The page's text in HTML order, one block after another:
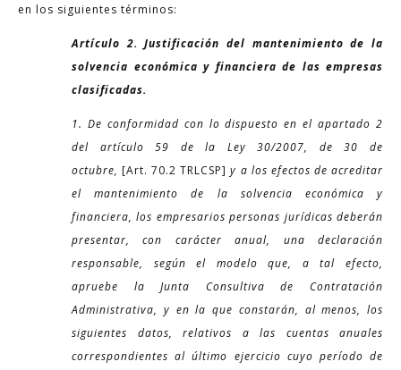
en los siguientes términos:
Artículo 2. Justificación del mantenimiento de la
solvencia económica y financiera de las empresas
clasificadas.
1. De conformidad con lo dispuesto en el apartado 2
del artículo 59 de la Ley 30/2007, de 30 de
octubre, [Art. 70.2 TRLCSP] y a los efectos de acreditar
el mantenimiento de la solvencia económica y
financiera, los empresarios personas jurídicas deberán
presentar, con carácter anual, una declaración
responsable, según el modelo que, a tal efecto,
apruebe la Junta Consultiva de Contratación
Administrativa, y en la que constarán, al menos, los
siguientes datos, relativos a las cuentas anuales
correspondientes al último ejercicio cuyo período de